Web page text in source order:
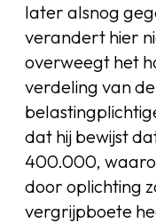
later alsnog
verandert hier
overweegt het
verdeling van
dat hij bewijst
400.000,
door oplichting
vergrijpboete